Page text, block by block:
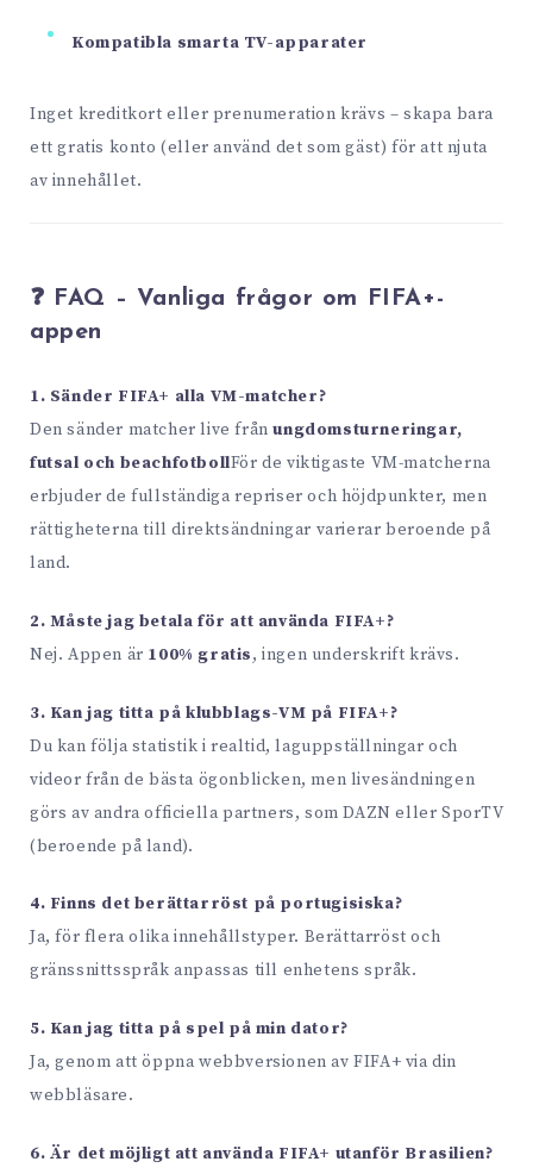
Kompatibla smarta TV-apparater
Inget kreditkort eller prenumeration krävs – skapa bara
ett gratis konto (eller använd det som gäst) för att njuta
av innehållet.
❓ FAQ – Vanliga frågor om FIFA+-
appen
1. Sänder FIFA+ alla VM-matcher?
Den sänder matcher live frånungdomsturneringar,
futsal och beachfotbollFör de viktigaste VM-matcherna
erbjuder de fullständiga repriser och höjdpunkter, men
rättigheterna till direktsändningar varierar beroende på
land.
2. Måste jag betala för att använda FIFA+?
Nej. Appen är 100% gratis, ingen underskrift krävs.
3. Kan jag titta på klubblags-VM på FIFA+?
Du kan följa statistik i realtid, laguppställningar och
videor från de bästa ögonblicken, men livesändningen
görs av andra officiella partners, som DAZN eller SporTV
(beroende på land).
4. Finns det berättarröst på portugisiska?
Ja, för flera olika innehållstyper. Berättarröst och
gränssnittsspråk anpassas till enhetens språk.
5. Kan jag titta på spel på min dator?
Ja, genom att öppna webbversionen av FIFA+ via din
webbläsare.
6. Är det möjligt att använda FIFA+ utanför Brasilien?